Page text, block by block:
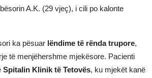
A.K. (29 vjeç), i cili po kalonte
ka pësuar lëndime të rënda trupore,
të menjëhershme mjekësore. Pacienti
Spitalin Klinik të Tetovës, ku mjekët kanë